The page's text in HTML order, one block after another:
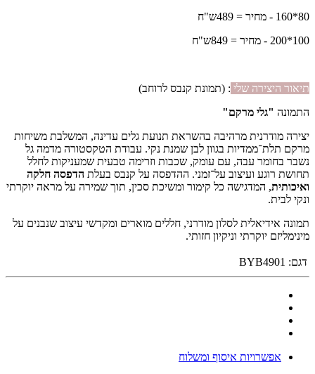
80*160 - מחיר = 489ש"ח
100*200 - מחיר = 849ש"ח
תיאור היצירה שלי : (תמונת קנבס לרוחב)
התמונה "גלי מרקם"
יצירה מודרנית מרהיבה בהשראת תנועת גלים עדינה, המשלבת משיחות
מרקם תלת־ממדיות בגוון לבן שמנת נקי. עבודת הטקסטורה מדמה גל
נשבר בחומר עבה, עם עומק, שכבות וזרימה טבעית שמעניקות לחלל
תחושת רוגע ועיצוב על־זמני. ההדפסה על קנבס בעלת הדפסה חלקה
ואיכותית, המדגישה כל קימור ומשיכת סכין, תוך שמירה על מראה יוקרתי
ונקי לבית.
תמונה אידיאלית לסלון מודרני, חללים מוארים ומקדשי עיצוב שנבנים על
מינימליזם יוקרתי וניקיון חזותי.
דגם: BYB4901
אפשרויות איסוף ומשלוח